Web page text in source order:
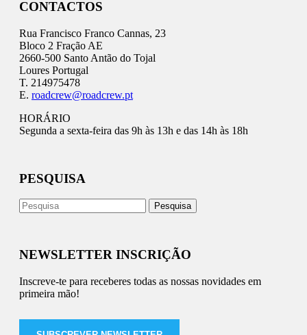
CONTACTOS
Rua Francisco Franco Cannas, 23
Bloco 2 Fração AE
2660-500 Santo Antão do Tojal
Loures Portugal
T. 214975478
E. roadcrew@roadcrew.pt
HORÁRIO
Segunda a sexta-feira das 9h às 13h e das 14h às 18h
PESQUISA
NEWSLETTER INSCRIÇÃO
Inscreve-te para receberes todas as nossas novidades em
primeira mão!